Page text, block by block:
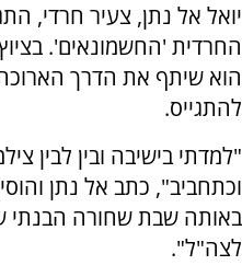
יואל אל נתן, צעיר חרדי,
החרדית 'החשמונאים'.
הוא שיתף את הדרך
להתגייס.
"‏למדתי בישיבה ובין לבין
וכתחביב", כתב אל נתן
באותה שבת שחורה הבנתי
לצה"ל".